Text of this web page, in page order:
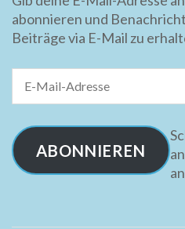
abonnieren und
Beiträge via E-Mail zu
Mail-
ABONNIEREN
an